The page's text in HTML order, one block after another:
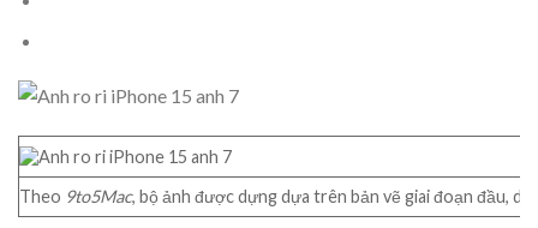
Theo 9to5Mac, bộ ảnh được dựng dựa trên bản vẽ giai đoạn đầu,